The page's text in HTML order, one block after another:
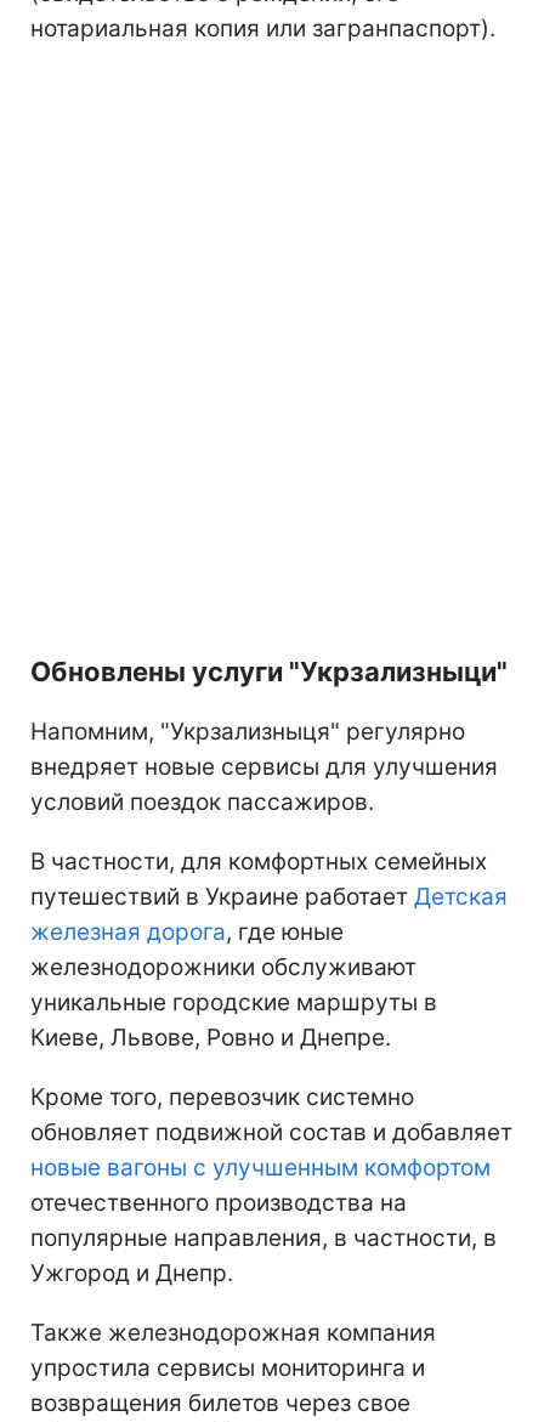
нотариальная копия или загранпаспорт).
Обновлены услуги "Укрзализныци"
Напомним, "Укрзализныця" регулярно
внедряет новые сервисы для улучшения
условий поездок пассажиров.
В частности, для комфортных семейных
путешествий в Украине работает Детская
железная дорога, где юные
железнодорожники обслуживают
уникальные городские маршруты в
Киеве, Львове, Ровно и Днепре.
Кроме того, перевозчик системно
обновляет подвижной состав и добавляет
новые вагоны с улучшенным комфортом
отечественного производства на
популярные направления, в частности, в
Ужгород и Днепр.
Также железнодорожная компания
упростила сервисы мониторинга и
возвращения билетов через свое